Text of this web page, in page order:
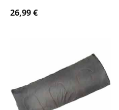
26,99€